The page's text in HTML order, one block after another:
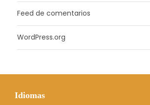
Feed de comentarios
WordPress.org
Idiomas